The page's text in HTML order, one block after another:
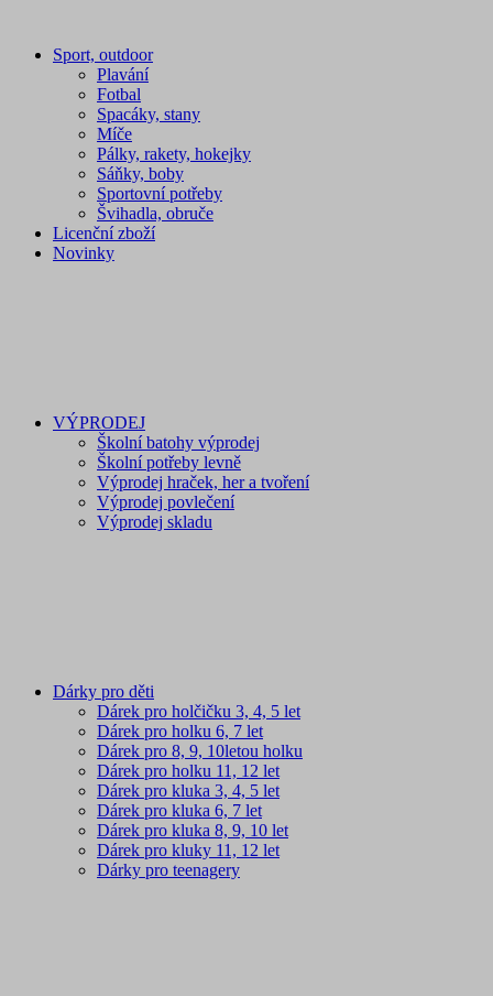
Sport, outdoor
Plavání
Fotbal
Spacáky, stany
Míče
Pálky, rakety, hokejky
Sáňky, boby
Sportovní potřeby
Švihadla, obruče
Licenční zboží
Novinky
VÝPRODEJ
Školní batohy výprodej
Školní potřeby levně
Výprodej hraček, her a tvoření
Výprodej povlečení
Výprodej skladu
Dárky pro děti
Dárek pro holčičku 3, 4, 5 let
Dárek pro holku 6, 7 let
Dárek pro 8, 9, 10letou holku
Dárek pro holku 11, 12 let
Dárek pro kluka 3, 4, 5 let
Dárek pro kluka 6, 7 let
Dárek pro kluka 8, 9, 10 let
Dárek pro kluky 11, 12 let
Dárky pro teenagery